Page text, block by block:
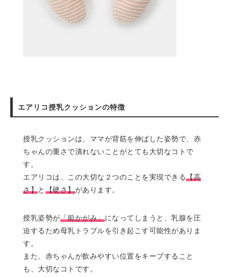
エアリコ授乳クッションの特徴
授乳クッションは、ママが背筋を伸ばした姿勢で、赤
ちゃんの重さで潰れないことがとても大切なコトで
す。
エアリコは、この大切な２つのことを実現できる【高
さ】と 【硬さ】があります。
授乳姿勢が「前かがみ」になってしまうと、乳腺を圧
迫するため母乳トラブルを引き起こす可能性がありま
す。
また、赤ちゃんが飲みやすい位置をキープすること
も、大切なコトです。